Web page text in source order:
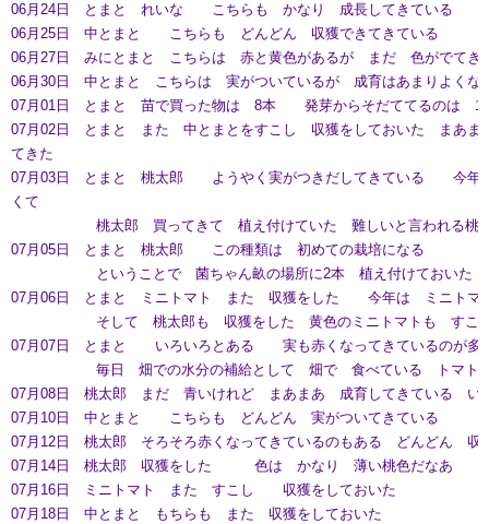
06月24日 とまと れいな こちらも かなり 成長してきている
06月25日 中とまと こちらも どんどん 収獲できてきている
06月27日 みにとまと こちらは 赤と黄色があるが まだ 色がでてき
06月30日 中とまと こちらは 実がついているが 成育はあまりよくな
07月01日 とまと 苗で買った物は 8本 発芽からそだててるのは
07月02日 とまと また 中とまとをすこし 収獲をしておいた まあま
てきた
07月03日 とまと 桃太郎 ようやく実がつきだしてきている 今年
くて
桃太郎 買ってきて 植え付けていた 難しいと言われる桃
07月05日 とまと 桃太郎 この種類は 初めての栽培になる
ということで 菌ちゃん畝の場所に2本 植え付けておいた ま
07月06日 とまと ミニトマト また 収獲をした 今年は ミニトマ
そして 桃太郎も 収獲をした 黄色のミニトマトも すこ
07月07日 とまと いろいろとある 実も赤くなってきているのが多
毎日 畑での水分の補給として 畑で 食べている トマトは
07月08日 桃太郎 まだ 青いけれど まあまあ 成育してきている い
07月10日 中とまと こちらも どんどん 実がついてきている
07月12日 桃太郎 そろそろ赤くなってきているのもある どんどん 収
07月14日 桃太郎 収獲をした 色は かなり 薄い桃色だなあ 桃
07月16日 ミニトマト また すこし 収獲をしておいた
07月18日 中とまと もちらも また 収獲をしておいた